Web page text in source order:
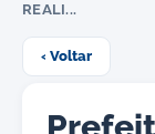
REALI...
‹ Voltar